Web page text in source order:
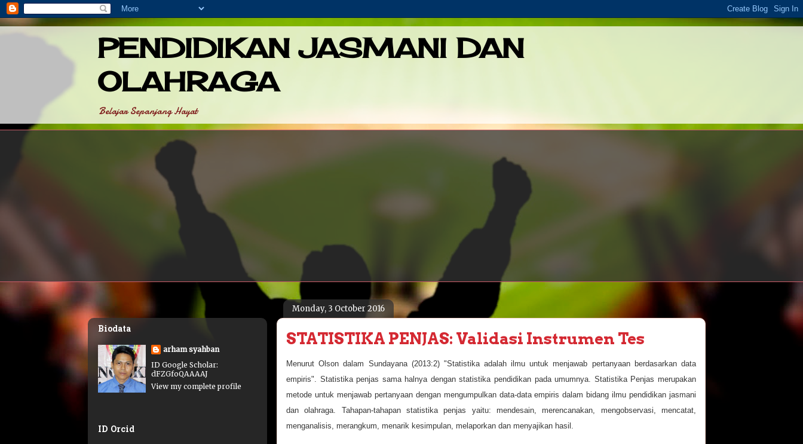
PENDIDIKAN JASMANI DAN
OLAHRAGA
Belajar Sepanjang Hayat
Monday, 3 October 2016
STATISTIKA PENJAS: Validasi Instrumen Tes
Menurut Olson dalam Sundayana (2013:2) "Statistika adalah ilmu untuk menjawab pertanyaan berdasarkan data
empiris". Statistika penjas sama halnya dengan statistika pendidikan pada umumnya. Statistika Penjas merupakan
metode untuk menjawab pertanyaan dengan mengumpulkan data-data empiris dalam bidang ilmu pendidikan jasmani
dan olahraga. Tahapan-tahapan statistika penjas yaitu: mendesain, merencanakan, mengobservasi, mencatat,
menganalisis, merangkum, menarik kesimpulan, melaporkan dan menyajikan hasil.
Biodata
arham syahban
ID Google Scholar:
dFZGfoQAAAAJ
View my complete profile
ID Orcid